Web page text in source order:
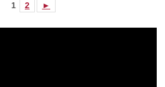
1 2 ►